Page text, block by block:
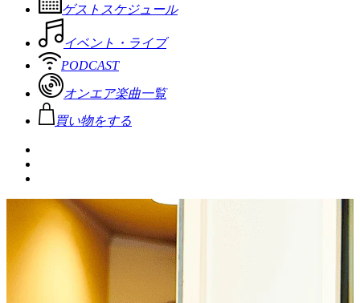
ゲストスケジュール
イベント・ライブ
PODCAST
オンエア楽曲一覧
買い物をする